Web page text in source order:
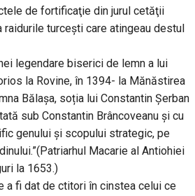
de fortificaţie din jurul cetăţii
raidurile turceşti care atingeau destul
legendare biserici de lemn a lui
la Rovine, în 1394- la Mănăstirea
Bălașa, soția lui Constantin Șerban
sub Constantin Brâncoveanu și cu
genului și scopului strategic, pe
Macarie al Antiohiei
la 1653.)
a fi dat de ctitori în cinstea celui ce